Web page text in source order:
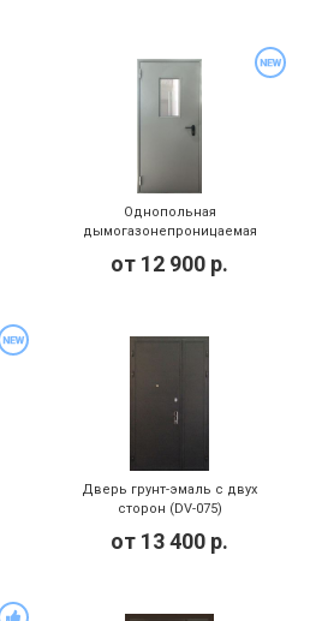
Однопольная
дымогазонепроницаемая
стеклом EIS 60 (PMD-013)
от 12 900 р.
Дверь грунт-эмаль с двух
сторон (DV-075)
от 13 400 р.